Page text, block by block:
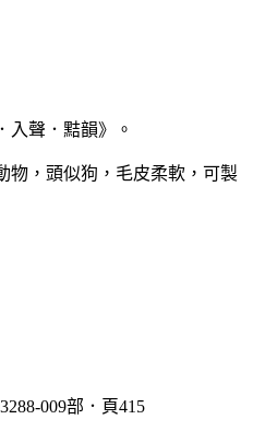
聲．黠韻》。
，頭似狗，毛皮柔軟，可製